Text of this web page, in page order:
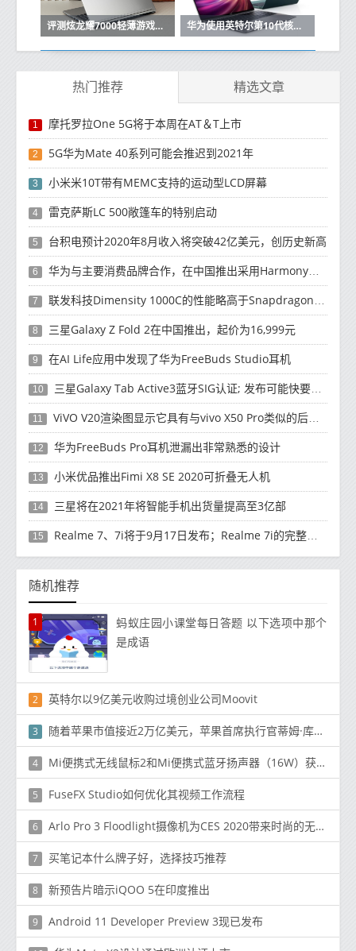
评测炫龙耀7000轻薄游戏本怎么样以及华为MateBook 13如何 华为使用英特尔第10代核心CPU升级MateBook X Pro 2020
热门推荐 精选文章
1 摩托罗拉One 5G将于本周在AT＆T上市
2 5G华为Mate 40系列可能会推迟到2021年
3 小米米10T带有MEMC支持的运动型LCD屏幕
4 雷克萨斯LC 500敞篷车的特别启动
5 台积电预计2020年8月收入将突破42亿美元，创历史新高
6 华为与主要消费品牌合作，在中国推出采用HarmonyOS 2.0的智能家居产品
7 联发科技Dimensity 1000C的性能略高于Snapdragon 765G
8 三星Galaxy Z Fold 2在中国推出，起价为16,999元
9 在AI Life应用中发现了华为FreeBuds Studio耳机
10 三星Galaxy Tab Active3蓝牙SIG认证; 发布可能快要结束了
11 ViVO V20渲染图显示它具有与vivo X50 Pro类似的后部设计
12 华为FreeBuds Pro耳机泄漏出非常熟悉的设计
13 小米优品推出Fimi X8 SE 2020可折叠无人机
14 三星将在2021年将智能手机出货量提高至3亿部
15 Realme 7、7i将于9月17日发布；Realme 7i的完整规格并导致泄漏
随机推荐
1
蚂蚁庄园小课堂每日答题 以下选项中那个
是成语
2 英特尔以9亿美元收购过境创业公司Moovit
3 随着苹果市值接近2万亿美元，苹果首席执行官蒂姆·库克加入亿万富翁俱乐部
4 Mi便携式无线鼠标2和Mi便携式蓝牙扬声器（16W）获得了蓝牙认证
5 FuseFX Studio如何优化其视频工作流程
6 Arlo Pro 3 Floodlight摄像机为CES 2020带来时尚的无线设计
7 买笔记本什么牌子好，选择技巧推荐
8 新预告片暗示iQOO 5在印度推出
9 Android 11 Developer Preview 3现已发布